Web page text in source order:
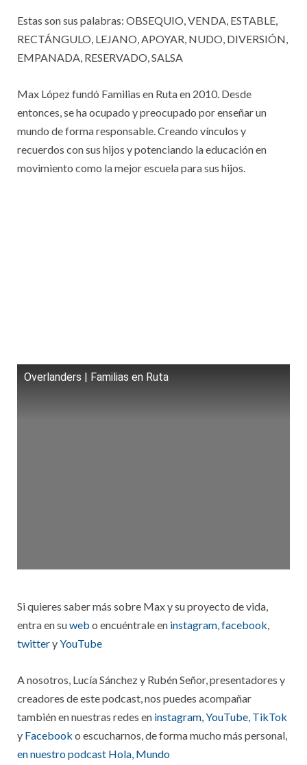
Estas son sus palabras: OBSEQUIO, VENDA, ESTABLE,
RECTÁNGULO, LEJANO, APOYAR, NUDO, DIVERSIÓN,
EMPANADA, RESERVADO, SALSA
Max López fundó Familias en Ruta en 2010. Desde
entonces, se ha ocupado y preocupado por enseñar un
mundo de forma responsable. Creando vínculos y
recuerdos con sus hijos y potenciando la educación en
movimiento como la mejor escuela para sus hijos.
Overlanders | Familias en Ruta
Si quieres saber más sobre Max y su proyecto de vida,
entra en suweb o encuéntrale en instagram,facebook,
twitteryYouTube
A nosotros, Lucía Sánchez y Rubén Señor, presentadores y
creadores de este podcast, nos puedes acompañar
también en nuestras redes en instagram,YouTube, TikTok
y Facebook o escucharnos, de forma mucho más personal,
en nuestro podcast Hola, Mundo